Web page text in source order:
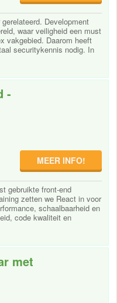
Development
waar veiligheid een must
vakgebied. Daarom heeft
securitykennis nodig. In
-
MEER INFO!
gebruikte front-end
zetten we React in voor
schaalbaarheid en
code kwaliteit en
met